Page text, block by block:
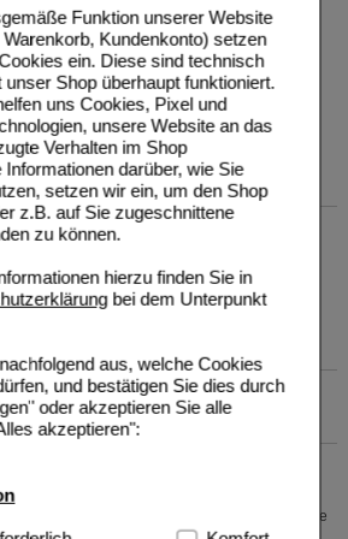
Funktion unserer Website
Kundenkonto) setzen
ein. Diese sind technisch
unser Shop überhaupt funktioniert.
uns Cookies, Pixel und
unsere Website an das
Verhalten im Shop
darüber, wie Sie
setzen wir ein, um den Shop
z.B. auf Sie zugeschnittene
zu können.
hierzu finden Sie in
bei dem Unterpunkt
aus, welche Cookies
und bestätigen Sie dies durch
oder akzeptieren Sie alle
akzeptieren":
Evaluation Study (BEST): an analysis of
Deutsches Ärzteblatt international.
Die empfohlene Verzehrmenge pro Tag darf
kein Ersatz für eine ausgewogene,
und eine gesunde Lebensweise.
Kindern lagern.
rufen Sie uns bitte kostenfrei
um den ausgewählten Artikel in eine Einkaufsliste